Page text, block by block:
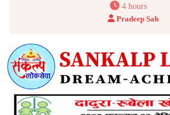
4 hours
Pradeep Sah